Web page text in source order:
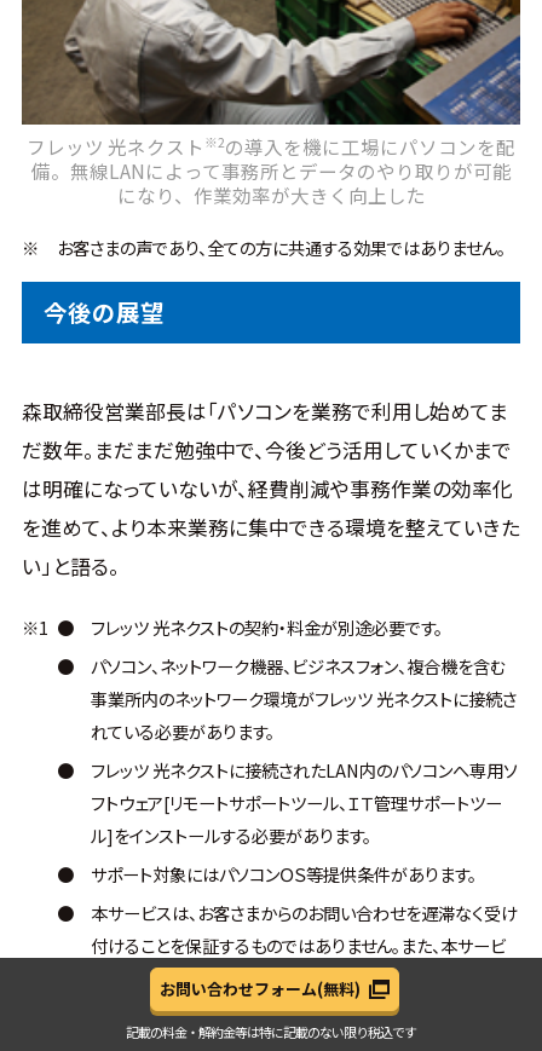
フレッツ 光ネクスト ※2の導入を機に工場にパソコンを配
備。無線LANによって事務所とデータのやり取りが可能
になり、作業効率が大きく向上した
※ お客さまの声であり、全ての方に共通する効果ではありません。
今後の展望
森取締役営業部長は「パソコンを業務で利用し始めてま
だ数年。まだまだ勉強中で、今後どう活用していくかまで
は明確になっていないが、経費削減や事務作業の効率化
を進めて、より本来業務に集中できる環境を整えていきた
い」と語る。
※1 ●
フレッツ 光ネクストの契約・料金が別途必要です。
●
パソコン、ネットワーク機器、ビジネスフォン、複合機を含む
事業所内のネットワーク環境がフレッツ 光ネクストに接続さ
れている必要があります。
●
フレッツ 光ネクストに接続されたLAN内のパソコンへ専用ソ
フトウェア[リモートサポートツール、ＩＴ管理サポートツー
ル]をインストールする必要があります。
●
サポート対象にはパソコンＯＳ等提供条件があります。
●
本サービスは、お客さまからのお問い合わせを遅滞なく受け
付けることを保証するものではありません。また、本サービ
スの提供をもって、お客さまの問題・課題などの特定、解決方
法の策定、解決または解決方法の説明を保証するものでは
ありません。
お問い合わせフォーム(無料)
記載の料金・解約金等は特に記載のない限り税込です